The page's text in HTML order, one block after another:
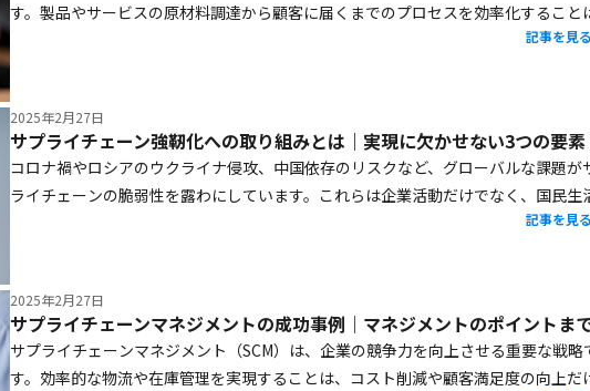
す。製品やサービスの原材料調達から顧客に届くまでのプロセスを効率化すること
コスト削減やリードタイムの短縮を実現します。そのため企業の成長や顧客満足度
記事を見る
2025年2月27日
サプライチェーン強靭化への取り組みとは｜実現に欠かせない3つの要素
コロナ禍やロシアのウクライナ侵攻、中国依存のリスクなど、グローバルな課題が
ライチェーンの脆弱性を露わにしています。これらは企業活動だけでなく、国民生
も深刻な影響を及ぼしてきました。こうした状況を踏まえて、日本政府は経済安全
について解説します。
記事を見る
2025年2月27日
サプライチェーンマネジメント（SCM）は、企業の競争力を向上させる重要な戦略
す。効率的な物流や在庫管理を実現することは、コスト削減や顧客満足度の向上だ